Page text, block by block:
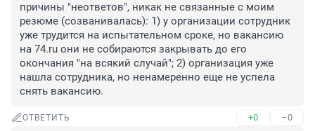
причины "неответов", никак не связанные с моим
резюме (созванивалась): 1) у организации сотрудник
уже трудится на испытательном сроке, но вакансию
на 74.ru они не собираются закрывать до его
окончания "на всякий случай"; 2) организация уже
нашла сотрудника, но ненамеренно еще не успела
снять вакансию.
ОТВЕТИТЬ +0 –0